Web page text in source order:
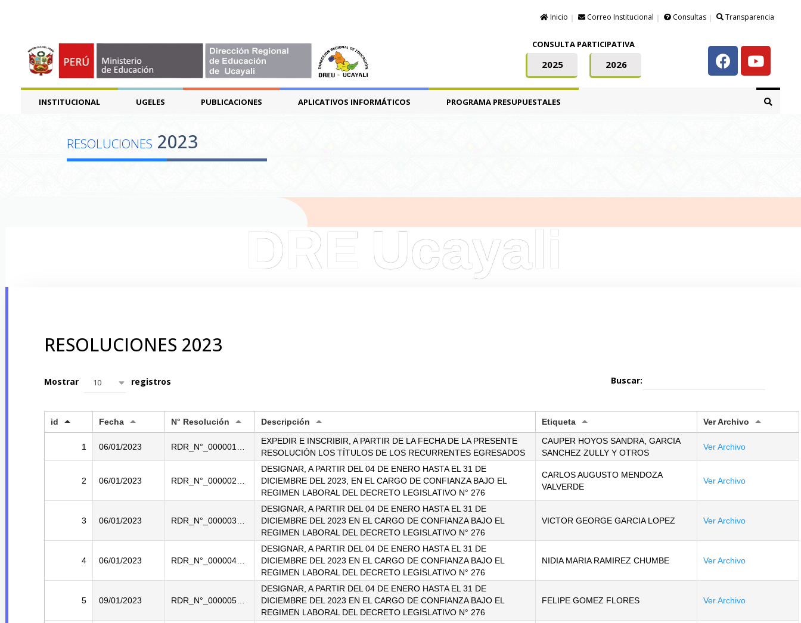
Inicio Correo Institucional Consultas Transparencia
CONSULTA PARTICIPATIVA
2025 2026
INSTITUCIONAL UGELES PUBLICACIONES APLICATIVOS INFORMÁTICOS PROGRAMA PRESUPUESTALES
RESOLUCIONES 2023
DRE Ucayali
RESOLUCIONES 2023
Mostrar 10 registros Buscar:
id Fecha N° Resolución Descripción Etiqueta Ver Archivo
1 06/01/2023
EXPEDIR E INSCRIBIR, A PARTIR DE LA FECHA DE LA PRESENTE
RESOLUCIÓN LOS TÍTULOS DE LOS RECURRENTES EGRESADOS
CAUPER HOYOS SANDRA, GARCIA
SANCHEZ ZULLY Y OTROS
Ver Archivo
2 06/01/2023
DESIGNAR, A PARTIR DEL 04 DE ENERO HASTA EL 31 DE
DICIEMBRE DEL 2023, EN EL CARGO DE CONFIANZA BAJO EL
REGIMEN LABORAL DEL DECRETO LEGISLATIVO N° 276
CARLOS AUGUSTO MENDOZA
VALVERDE
Ver Archivo
3 06/01/2023
DESIGNAR, A PARTIR DEL 04 DE ENERO HASTA EL 31 DE
DICIEMBRE DEL 2023 EN EL CARGO DE CONFIANZA BAJO EL
REGIMEN LABORAL DEL DECRETO LEGISLATIVO N° 276
VICTOR GEORGE GARCIA LOPEZ Ver Archivo
4 06/01/2023
DESIGNAR, A PARTIR DEL 04 DE ENERO HASTA EL 31 DE
DICIEMBRE DEL 2023 EN EL CARGO DE CONFIANZA BAJO EL
REGIMEN LABORAL DEL DECRETO LEGISLATIVO N° 276
NIDIA MARIA RAMIREZ CHUMBE Ver Archivo
5 09/01/2023
DESIGNAR, A PARTIR DEL 04 DE ENERO HASTA EL 31 DE
DICIEMBRE DEL 2023 EN EL CARGO DE CONFIANZA BAJO EL
REGIMEN LABORAL DEL DECRETO LEGISLATIVO N° 276
FELIPE GOMEZ FLORES Ver Archivo